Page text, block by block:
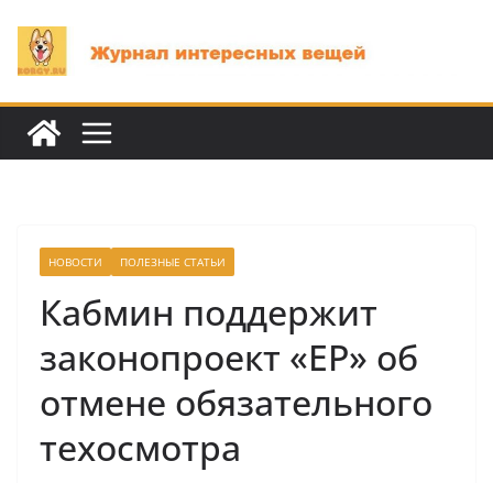
содержимому
НОВОСТИ ПОЛЕЗНЫЕ СТАТЬИ
Кабмин поддержит
законопроект «ЕР» об
отмене обязательного
техосмотра